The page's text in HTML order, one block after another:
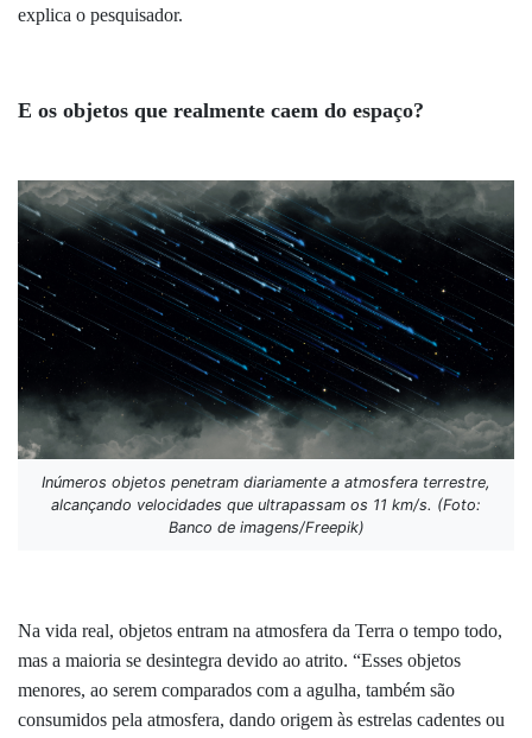
explica o pesquisador.
E os objetos que realmente caem do espaço?
Inúmeros objetos penetram diariamente a atmosfera terrestre,
alcançando velocidades que ultrapassam os 11 km/s. (Foto:
Banco de imagens/Freepik)
Na vida real, objetos entram na atmosfera da Terra o tempo todo,
mas a maioria se desintegra devido ao atrito. “Esses objetos
menores, ao serem comparados com a agulha, também são
consumidos pela atmosfera, dando origem às estrelas cadentes ou